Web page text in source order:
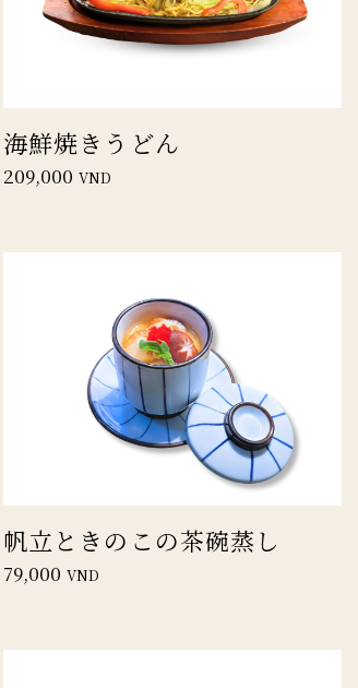
海鮮焼きうどん
209,000 VND
帆立ときのこの茶碗蒸し
79,000 VND